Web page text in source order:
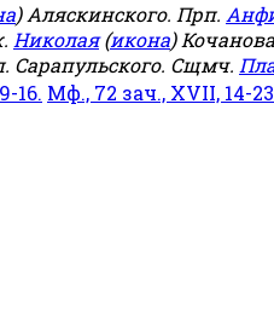
) Аляскинского. Прп.
Николая(икона)
Сарапульского. Сщмч.
16. Мф., 72 зач., XVII, 14-